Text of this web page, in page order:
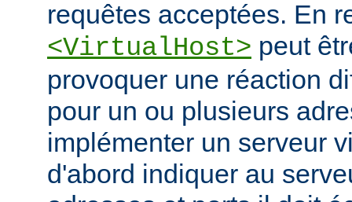
requêtes acceptées. En
<VirtualHost> peut
provoquer une réaction
pour un ou plusieurs
implémenter un serveur
d'abord indiquer au